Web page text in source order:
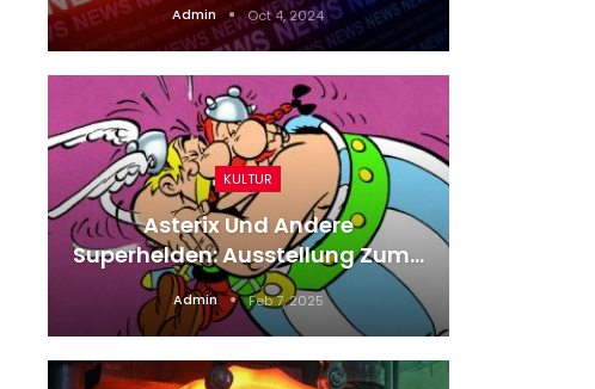
Admin Oct 4, 2024
KULTUR
Asterix Und Andere
Superhelden: Ausstellung Zum…
Admin Feb 7, 2025